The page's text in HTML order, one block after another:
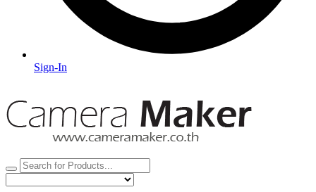
Sign-In